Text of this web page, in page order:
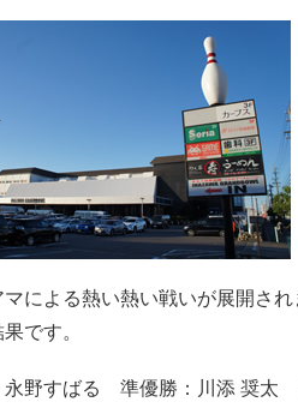
マによる熱い熱い戦いが展開され
です。
永野すばる 準優勝：川添 奨太